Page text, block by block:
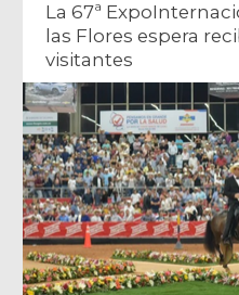
La 67ª
las Flores espera
visitantes